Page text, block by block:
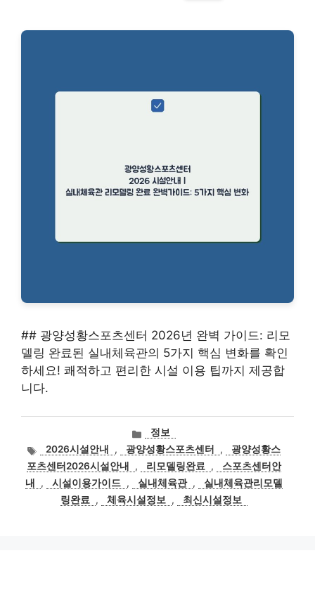
## 광양성황스포츠센터 2026년 완벽 가이드: 리모
델링 완료된 실내체육관의 5가지 핵심 변화를 확인
하세요! 쾌적하고 편리한 시설 이용 팁까지 제공합
니다.
카
테
고
리
정보
태
그
2026시설안내 , 광양성황스포츠센터 ,
광양성황스
포츠센터2026시설안내
, 리모델링완료 ,
스포츠센터안
내
, 시설이용가이드 , 실내체육관 ,
실내체육관리모델
링완료
, 체육시설정보 , 최신시설정보